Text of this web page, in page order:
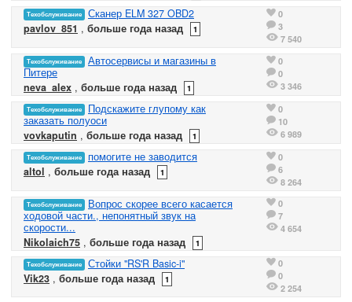
Техобслуживание
Сканер ELM 327 OBD2
pavlov_851 , больше года назад 1
0
3
7 540
Техобслуживание
Автосервисы и магазины в
Питере
neva_alex , больше года назад 1
0
0
3 346
Техобслуживание
Подскажите глупому как
заказать полуоси
vovkaputin , больше года назад 1
0
10
6 989
Техобслуживание
помогите не заводится
altol , больше года назад 1
0
6
8 264
Техобслуживание
Вопрос скорее всего касается
ходовой части., непонятный звук на
скорости...
Nikolaich75 , больше года назад 1
0
7
4 654
Техобслуживание
Стойки "RS'R Basic-i"
Vik23 , больше года назад 1
0
0
2 254